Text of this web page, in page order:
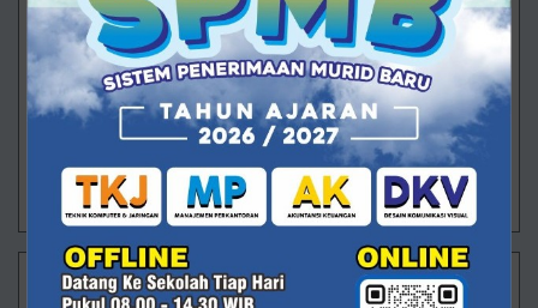
AKL Smuhsa Siap Hadapi Dunia Kerja! Kini
Sertifikasi LSP Gunakan Skema Okupasi Sesuai
Kebutuhan Industri Program Keahlian Akuntansi dan
Keuangan Lembaga (AKL) SMK Muhammadiyah 1
22/12/2025 09:03 - Oleh Administrator - Dilihat 755 kali
MPLB